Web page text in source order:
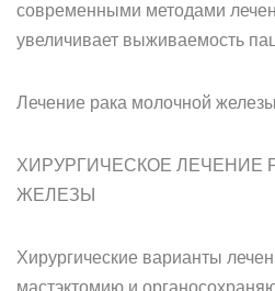
современными методами
увеличивает выживаемость
Лечение рака молочной железы
ХИРУРГИЧЕСКОЕ ЛЕЧЕНИЕ
ЖЕЛЕЗЫ
Хирургические варианты
мастэктомию и